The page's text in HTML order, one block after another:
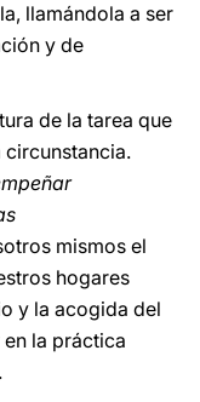
llamándola a ser
y de
de la tarea que
circunstancia.
mismos el
hogares
y la acogida del
la práctica